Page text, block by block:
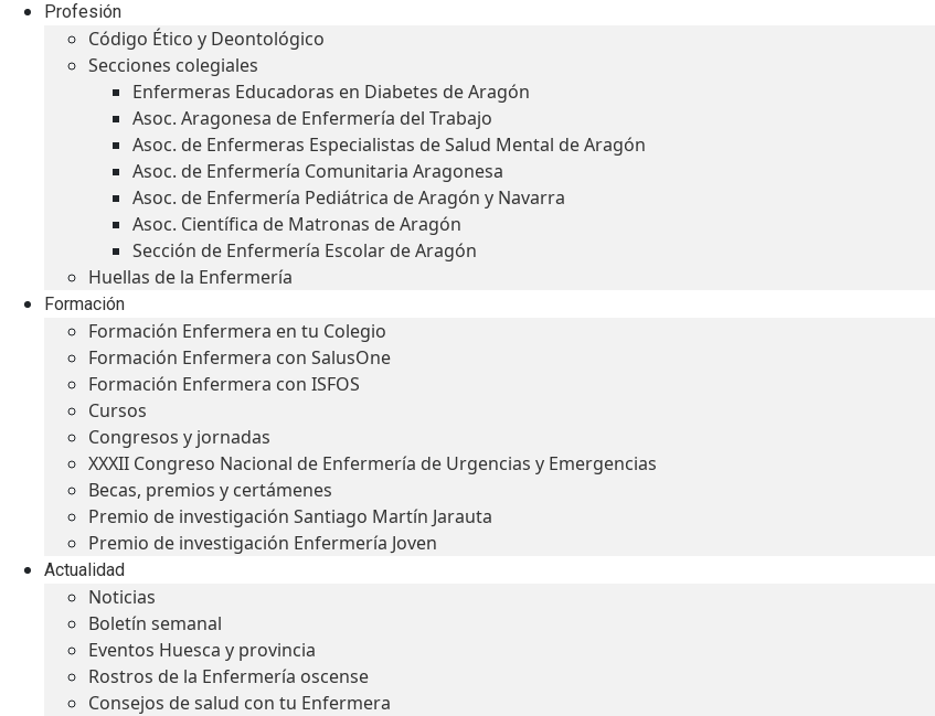
Profesión
Código Ético y Deontológico
Secciones colegiales
Enfermeras Educadoras en Diabetes de Aragón
Asoc. Aragonesa de Enfermería del Trabajo
Asoc. de Enfermeras Especialistas de Salud Mental de Aragón
Asoc. de Enfermería Comunitaria Aragonesa
Asoc. de Enfermería Pediátrica de Aragón y Navarra
Asoc. Científica de Matronas de Aragón
Sección de Enfermería Escolar de Aragón
Huellas de la Enfermería
Formación
Formación Enfermera en tu Colegio
Formación Enfermera con SalusOne
Formación Enfermera con ISFOS
Cursos
Congresos y jornadas
XXXII Congreso Nacional de Enfermería de Urgencias y Emergencias
Becas, premios y certámenes
Premio de investigación Santiago Martín Jarauta
Premio de investigación Enfermería Joven
Actualidad
Noticias
Boletín semanal
Eventos Huesca y provincia
Rostros de la Enfermería oscense
Consejos de salud con tu Enfermera